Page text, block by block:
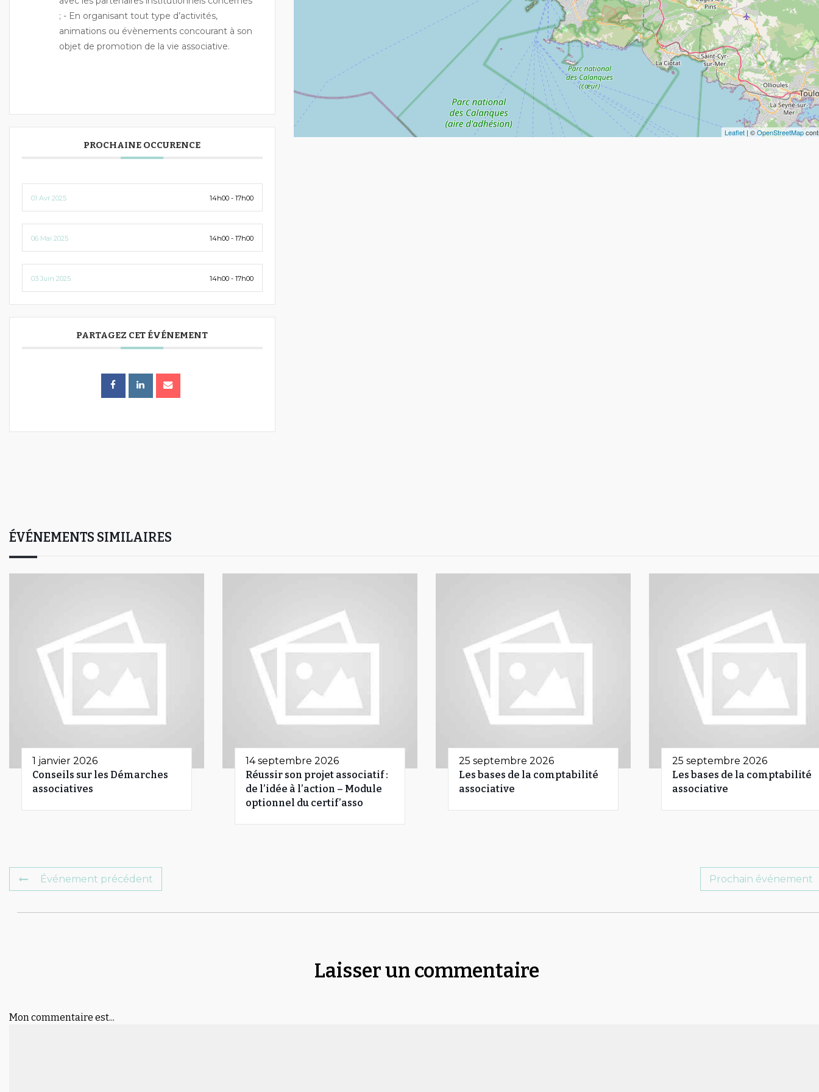
; - En organisant tout type d’activités,
animations ou évènements concourant à son
objet de promotion de la vie associative.
PROCHAINE OCCURENCE
01 Avr 2025 14h00 - 17h00
06 Mai 2025 14h00 - 17h00
03 Juin 2025 14h00 - 17h00
PARTAGEZ CET ÉVÉNEMENT
Leaflet| ©OpenStreetMap
ÉVÉNEMENTS SIMILAIRES
1 janvier 2026
Conseils sur les Démarches
associatives
14 septembre 2026
Réussir son projet associatif :
de l’idée à l’action – Module
optionnel du certif’asso
25 septembre 2026
Les bases de la comptabilité
associative
25 septembre 2026
Les bases de la comptabilité
associative
Événement précédent Prochain événement
Laisser un commentaire
Mon commentaire est...